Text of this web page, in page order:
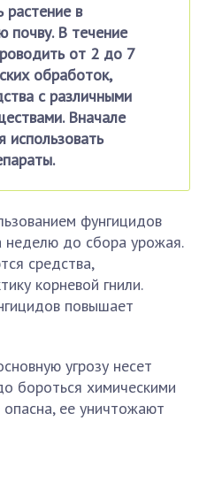
растение в
почву. В течение
от 2 до 7
обработок,
с различными
Вначале
использовать
фунгицидов
до сбора урожая.
средства,
корневой гнили.
повышает
угрозу несет
бороться химическими
ее уничтожают